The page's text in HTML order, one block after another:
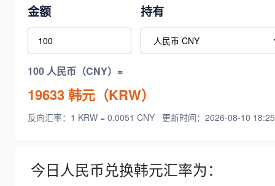
金额 持有
100 人民币（CNY）=
19633韩元（KRW）
反向汇率：1 KRW = 0.0051 CNY 更新时间：2026-08-10
今日人民币兑换韩元汇率为：